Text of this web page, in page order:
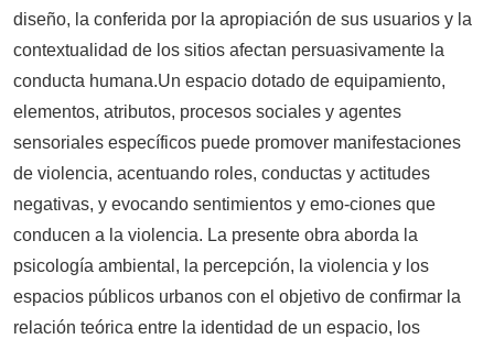
diseño, la conferida por la apropiación de sus usuarios y la
contextualidad de los sitios afectan persuasivamente la
conducta humana.Un espacio dotado de equipamiento,
elementos, atributos, procesos sociales y agentes
sensoriales específicos puede promover manifestaciones
de violencia, acentuando roles, conductas y actitudes
negativas, y evocando sentimientos y emo-ciones que
conducen a la violencia. La presente obra aborda la
psicología ambiental, la percepción, la violencia y los
espacios públicos urbanos con el objetivo de confirmar la
relación teórica entre la identidad de un espacio, los